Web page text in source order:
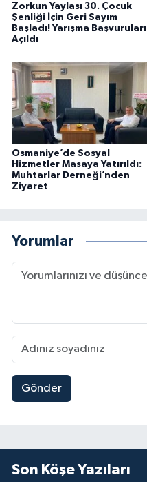
Zorkun Yaylası 30. Çocuk
Şenliği İçin Geri Sayım
Başladı! Yarışma Başvuruları
Açıldı
Osmaniye’de Sosyal
Hizmetler Masaya Yatırıldı:
Muhtarlar Derneği’nden
Ziyaret
Yorumlar
Gönder
Son Köşe Yazıları